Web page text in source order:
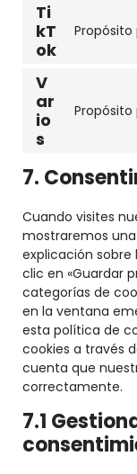
Ti
kT
ok
V
ar
io
s
7.
Cuando visites
mostraremos
explicación sobre
clic en «Guardar
categorías de
en la ventana
esta política de
cookies a través
cuenta que
correctamente.
7.1